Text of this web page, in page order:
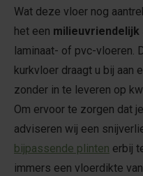
Wat deze vloer nog
het een
laminaat- of pvc-vloeren.
kurkvloer draagt u bij aan
zonder in te leveren op
Om ervoor te zorgen dat
adviseren wij een
bijpassende plinten erbij
immers een vloerdikte